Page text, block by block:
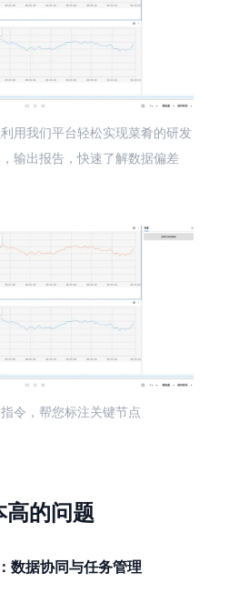
用我们平台轻松实现菜肴的研发
输出报告，快速了解数据偏差
令，帮您标注关键节点
高的问题
数据协同与任务管理